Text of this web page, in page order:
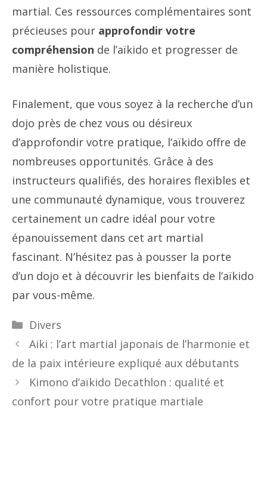
martial. Ces ressources complémentaires sont
précieuses pour approfondir votre
compréhension de l’aïkido et progresser de
manière holistique.
Finalement, que vous soyez à la recherche d’un
dojo près de chez vous ou désireux
d’approfondir votre pratique, l’aïkido offre de
nombreuses opportunités. Grâce à des
instructeurs qualifiés, des horaires flexibles et
une communauté dynamique, vous trouverez
certainement un cadre idéal pour votre
épanouissement dans cet art martial
fascinant. N’hésitez pas à pousser la porte
d’un dojo et à découvrir les bienfaits de l’aïkido
par vous-même.
Catégories
Divers
Aiki : l’art martial japonais de l’harmonie et
de la paix intérieure expliqué aux débutants
Kimono d’aïkido Decathlon : qualité et
confort pour votre pratique martiale